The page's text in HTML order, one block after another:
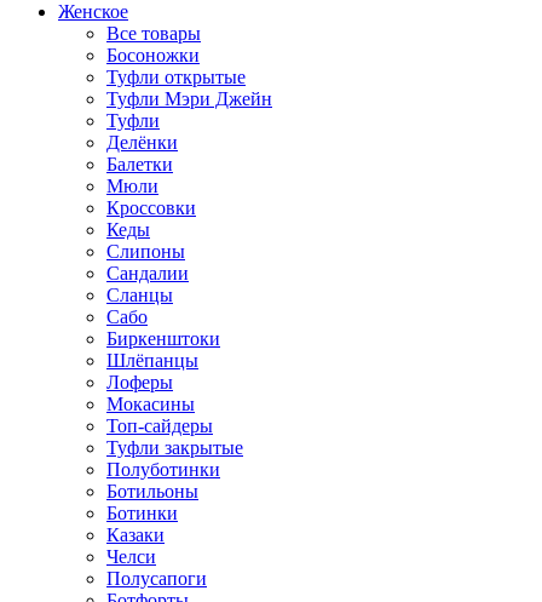
Женское
Все товары
Босоножки
Туфли открытые
Туфли Мэри Джейн
Туфли
Делёнки
Балетки
Мюли
Кроссовки
Кеды
Слипоны
Сандалии
Сланцы
Сабо
Биркенштоки
Шлёпанцы
Лоферы
Мокасины
Топ-сайдеры
Туфли закрытые
Полуботинки
Ботильоны
Ботинки
Казаки
Челси
Полусапоги